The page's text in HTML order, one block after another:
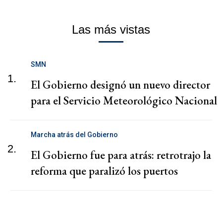
Las más vistas
1.
SMN
El Gobierno designó un nuevo director
para el Servicio Meteorológico Nacional
2.
Marcha atrás del Gobierno
El Gobierno fue para atrás: retrotrajo la
reforma que paralizó los puertos